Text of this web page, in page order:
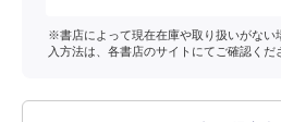
※書店によって現在在庫や取り扱いがない
入方法は、各書店のサイトにてご確認くだ